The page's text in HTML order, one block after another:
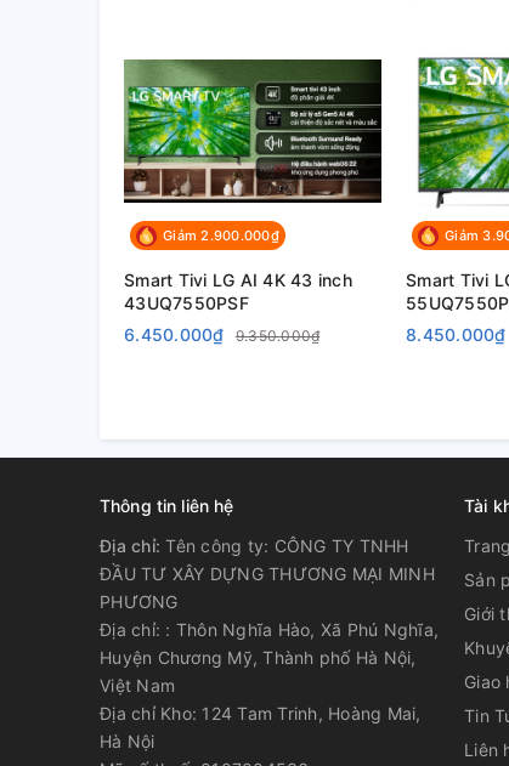
Giảm độ
Tương
Tương
Bộ xử lý: Bộ xử lý
Tiện ích
Điều khiển bằng giọng nói:
Nhận diện
Tìm kiếm
Alexa
Google
Chiếu hình từ điện thoại lên
TV:
AirPlay 2,
Remote thông minh: Magic
Giảm 2.900.000₫
Smart Tivi LG AI 4K 43 inch
43UQ7550PSF
6.450.000₫
9.350.000₫
Giảm
Smart Tivi
8.450.000₫
Thông tin liên hệ
Địa chỉ:Tên công ty: CÔNG TY TNHH
ĐẦU TƯ XÂY DỰNG THƯƠNG MẠI MINH
PHƯƠNG
Địa chỉ: : Thôn Nghĩa Hào, Xã Phú Nghĩa,
Huyện Chương Mỹ, Thành phố Hà Nội,
Việt Nam
Địa chỉ Kho: 124 Tam Trinh, Hoàng Mai,
Hà Nội
Tài
Sản
Giới
Giao
Tin
Liên